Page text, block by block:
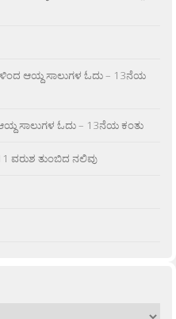
ಆಯ್ದ ಸಾಲುಗಳ ಓದು – 13ನೆಯ
ಸಾಲುಗಳ ಓದು – 13ನೆಯ ಕಂತು
ವರುಶ ತುಂಬಿದ ನಲಿವು